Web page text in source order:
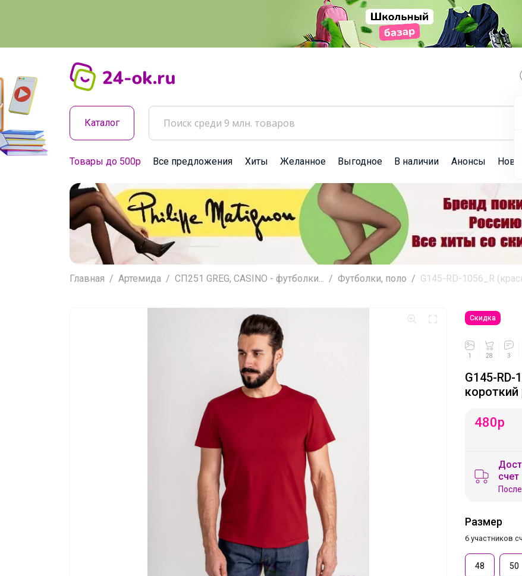
Каталог
Товары до 500р Все предложения Хиты Желанное Выгодное В наличии Анонсы
Главная Артемида СП251 GREG, CASINO - футболки... Футболки, поло G145-RD-1056_R
Скидка
1 28 3
G145-
короткий
480р
счет
Размер
6 участников
48 50